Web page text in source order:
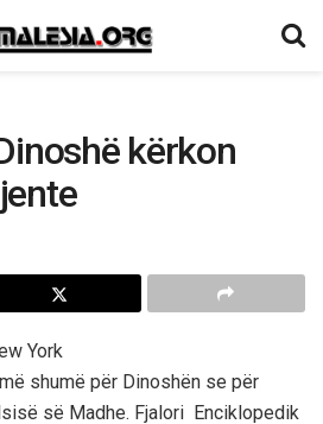
kërkon
York
shumё pёr Dinoshёn se pёr
sё Madhe. Fjalori Enciklopedik